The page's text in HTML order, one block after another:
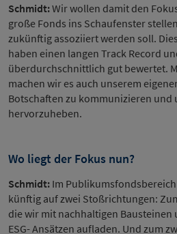
Schmidt:Wir wollen damit den
große Fonds ins Schaufenster
zukünftig assoziiert werden soll.
haben einen langen Track Record
überdurchschnittlich gut bewertet.
machen wir es auch unserem
Botschaften zu kommunizieren und
hervorzuheben.
Wo liegt der Fokus nun?
Schmidt: Im
künftig auf zwei Stoßrichtungen:
die wir mit nachhaltigen Bausteinen
ESG- Ansätzen aufladen. Und zum